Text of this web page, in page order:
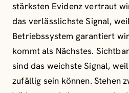
stärksten Evidenz vertraut
das verlässlichste Signal,
Betriebssystem garantiert
kommt als Nächstes.
sind das weichste Signal,
zufällig sein können. Stehen